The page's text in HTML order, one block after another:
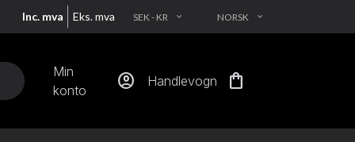
Inc. mva Eks. mva SEK - KR EXPAND_MORE NORSK EXPAND_MORE
Min
konto
account_circle Handlevogn shopping_bag